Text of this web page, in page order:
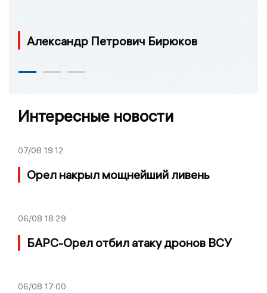
Александр Петрович Бирюков
Интересные новости
07/08 19:12
Орел накрыл мощнейший ливень
06/08 18:29
БАРС-Орел отбил атаку дронов ВСУ
06/08 17:00